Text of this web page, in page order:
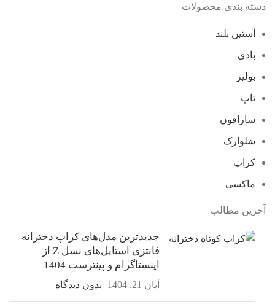
دسته بندی محصولات
آستین بلند
بادی
بولیز
تاپ
سارافون
شلوارک
کراپ
ماکسی
آخرین مطالب
جدیدترین مدل‌های کراپ دخترانه
فانتزی استایل‌های نسل Z از
اینستاگرام و پینترست 1404
آبان 21, 1404 بدون دیدگاه